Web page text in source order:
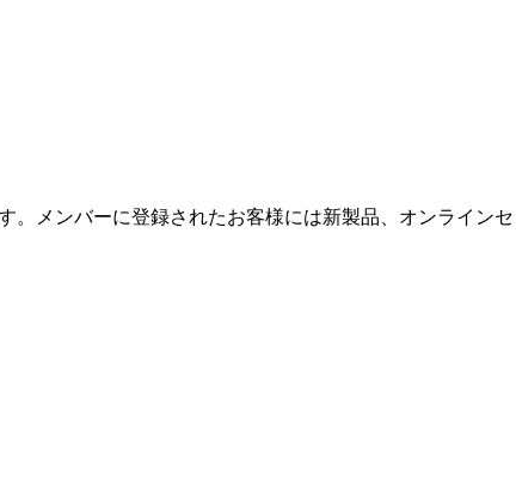
。メンバーに登録されたお客様には新製品、オンライン